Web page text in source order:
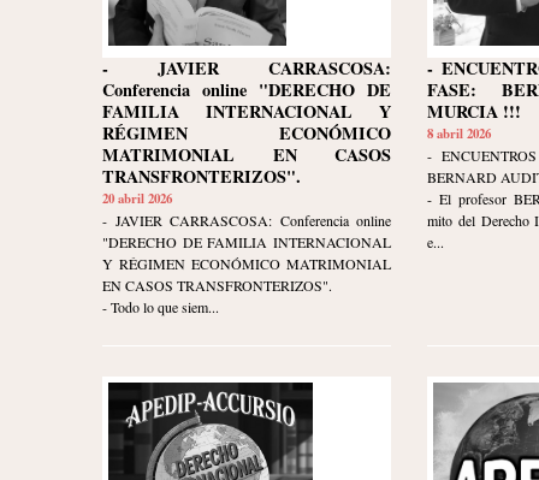
- JAVIER CARRASCOSA:
Conferencia online "DERECHO DE
FAMILIA INTERNACIONAL Y
RÉGIMEN ECONÓMICO
MATRIMONIAL EN CASOS
TRANSFRONTERIZOS".
20 abril 2026
- JAVIER CARRASCOSA: Conferencia online
"DERECHO DE FAMILIA INTERNACIONAL
Y RÉGIMEN ECONÓMICO MATRIMONIAL
EN CASOS TRANSFRONTERIZOS".
- Todo lo que siem...
-
FASE:
MURCIA !!!
8 abril 2026
-
BERNARD
- El profesor
mito del Derecho
e...